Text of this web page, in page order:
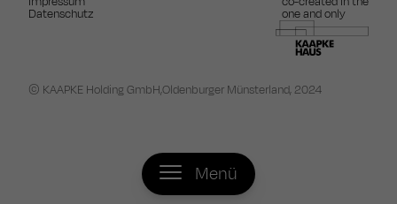
Datenschutz one and only
© KAAPKE Holding GmbH,Oldenburger Münsterland, 2024
Menü